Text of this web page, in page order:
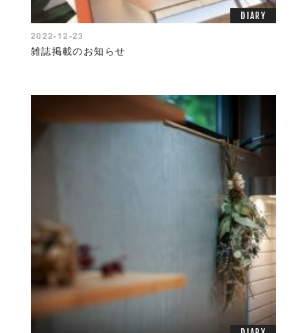
DIARY
2022-12-23
雑誌掲載のお知らせ